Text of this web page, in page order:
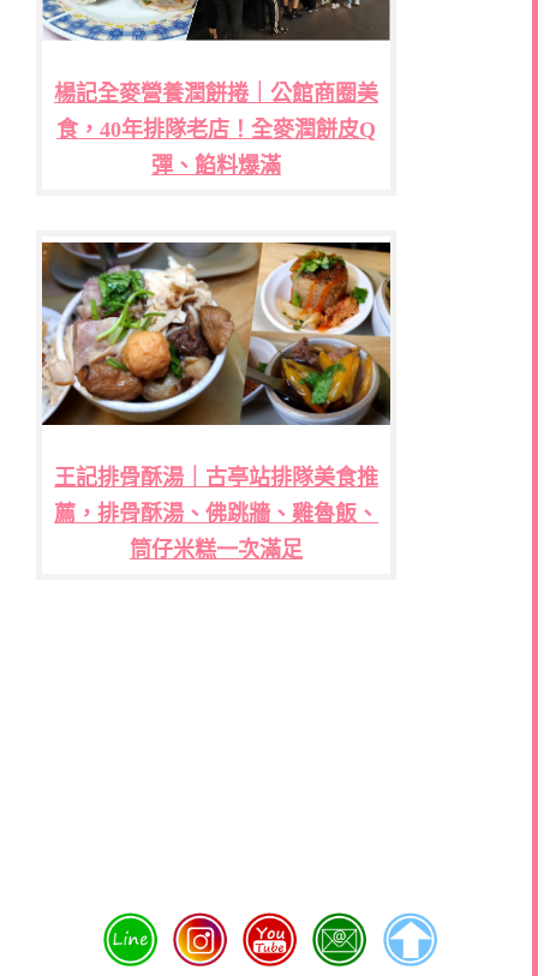
楊記全麥營養潤餅捲｜公館商圈美
食，40年排隊老店！全麥潤餅皮Q
彈、餡料爆滿
王記排骨酥湯｜古亭站排隊美食推
薦，排骨酥湯、佛跳牆、雞魯飯、
筒仔米糕一次滿足